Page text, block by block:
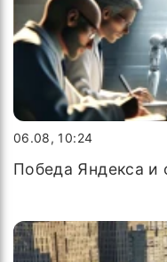
06.08, 10:24
Победа Яндекса и